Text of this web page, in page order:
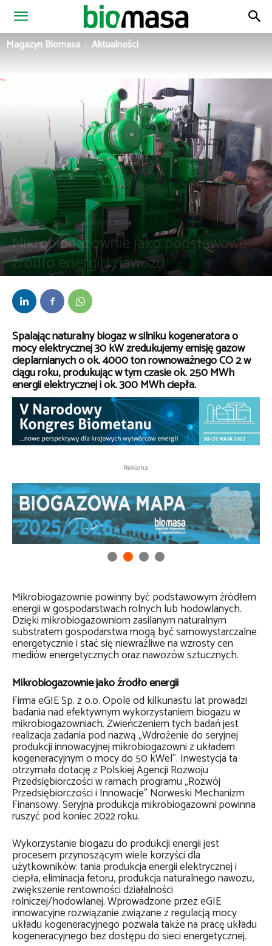
Magazyn
Magazyn Biomasa Aktualności
Aktualności Biogaz Wiadomości z Polski
Mikrobiogazownie jako podstawowe
źródło energii i nawozu
Spalając naturalny biogaz w silniku kogeneratora o
mocy elektrycznej 30 kW zredukujemy emisję gazów
cieplarnianych o ok. 4000 ton równoważnego CO 2 w
ciągu roku, produkując w tym czasie ok. 250 MWh
energii elektrycznej i ok. 300 MWh ciepła.
Reklama
Mikrobiogazownie powinny być podstawowym źródłem
energii w gospodarstwach rolnych lub hodowlanych.
Dzięki mikrobiogazowniom zasilanym naturalnym
substratem gospodarstwa mogą być samowystarczalne
energetycznie i stać się niewrażliwe na wzrosty cen
mediów energetycznych oraz nawozów sztucznych.
Mikrobiogazownie jako źródło energii
Firma eGIE Sp. z o.o. Opole od kilkunastu lat prowadzi
badania nad efektywnym wykorzystaniem biogazu w
mikrobiogazowniach. Zwieńczeniem tych badań jest
realizacja zadania pod nazwą „Wdrożenie do seryjnej
produkcji innowacyjnej mikrobiogazowni z układem
kogeneracyjnym o mocy do 50 kWel”. Inwestycja ta
otrzymała dotację z Polskiej Agencji Rozwoju
Przedsiębiorczości w ramach programu „Rozwój
Przedsiębiorczości i Innowacje” Norweski Mechanizm
Finansowy. Seryjna produkcja mikrobiogazowni powinna
ruszyć pod koniec 2022 roku.
Wykorzystanie biogazu do produkcji energii jest
procesem przynoszącym wiele korzyści dla
użytkowników: tania produkcja energii elektrycznej i
ciepła, eliminacja fetoru, produkcja naturalnego nawozu,
zwiększenie rentowności działalności
rolniczej/hodowlanej. Wprowadzone przez eGIE
innowacyjne rozwiązanie związane z regulacją mocy
układu kogeneracyjnego pozwala także na pracę układu
kogeneracyjnego bez dostępu do sieci energetycznej.